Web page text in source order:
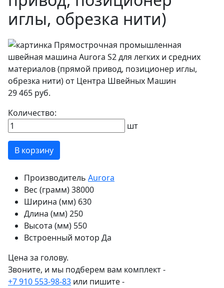
иглы, обрезка нити)
29 465 руб.
Количество:
шт
В корзину
Производитель Aurora
Вес (грамм)38000
Ширина (мм) 630
Длина (мм)250
Высота (мм) 550
Встроенный мотор Да
Цена за голову.
Звоните, и мы подберем вам комплект -
+7 910 553-98-83 или пишите -